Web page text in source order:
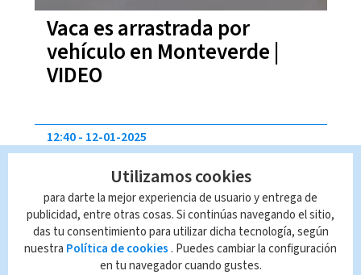
Vaca es arrastrada por
vehículo en Monteverde |
VIDEO
12:40 12-01-2025
Utilizamos cookies
para darte la mejor experiencia de usuario y entrega de
publicidad, entre otras cosas. Si continúas navegando el sitio,
das tu consentimiento para utilizar dicha tecnología, según
nuestra Política de cookies . Puedes cambiar la configuración
en tu navegador cuando gustes.